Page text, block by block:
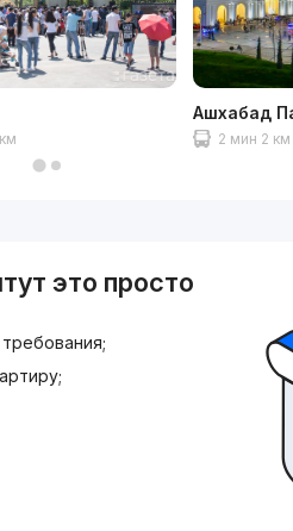
Ашхабад
2 мин 2 км
это просто